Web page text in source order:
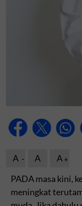
A A
A
PADA masa kini,
meningkat